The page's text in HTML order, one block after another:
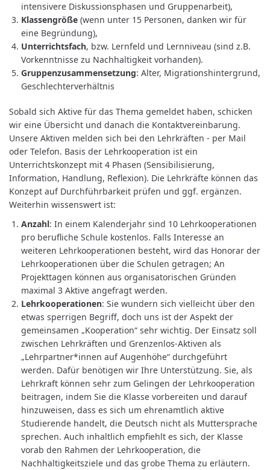
intensivere Diskussionsphasen und Gruppenarbeit),
Klassengröße (wenn unter 15 Personen, danken wir für
eine Begründung),
Unterrichtsfach, bzw. Lernfeld und Lernniveau (sind z.B.
Vorkenntnisse zu Nachhaltigkeit vorhanden).
Gruppenzusammensetzung: Alter, Migrationshintergrund,
Geschlechterverhältnis
Sobald sich Aktive für das Thema gemeldet haben, schicken
wir eine Übersicht und danach die Kontaktvereinbarung.
Unsere Aktiven melden sich bei den Lehrkräften - per Mail
oder Telefon. Basis der Lehrkooperation ist ein
Unterrichtskonzept mit 4 Phasen (Sensibilisierung,
Information, Handlung, Reflexion). Die Lehrkräfte können das
Konzept auf Durchführbarkeit prüfen und ggf. ergänzen.
Weiterhin wissenswert ist:
Anzahl: In einem Kalenderjahr sind 10 Lehrkooperationen
pro berufliche Schule kostenlos. Falls Interesse an
weiteren Lehrkooperationen besteht, wird das Honorar der
Lehrkooperationen über die Schulen getragen; An
Projekttagen können aus organisatorischen Gründen
maximal 3 Aktive angefragt werden.
Lehrkooperationen: Sie wundern sich vielleicht über den
etwas sperrigen Begriff, doch uns ist der Aspekt der
gemeinsamen „Kooperation“ sehr wichtig. Der Einsatz soll
zwischen Lehrkräften und Grenzenlos-Aktiven als
„Lehrpartner*innen auf Augenhöhe“ durchgeführt
werden. Dafür benötigen wir Ihre Unterstützung. Sie, als
Lehrkraft können sehr zum Gelingen der Lehrkooperation
beitragen, indem Sie die Klasse vorbereiten und darauf
hinzuweisen, dass es sich um ehrenamtlich aktive
Studierende handelt, die Deutsch nicht als Muttersprache
sprechen. Auch inhaltlich empfiehlt es sich, der Klasse
vorab den Rahmen der Lehrkooperation, die
Nachhaltigkeitsziele und das grobe Thema zu erläutern.